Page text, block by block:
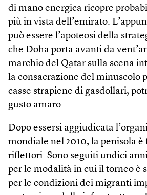
di mano energica ricopre
più in vista dell’emirato.
può essere l’apoteosi della
che Doha porta avanti da
marchio del Qatar sulla scena
la consacrazione del minuscolo
casse strapiene di gasdollari,
gusto amaro.
Dopo essersi aggiudicata
mondiale nel 2010, la penisola è
riflettori. Sono seguiti undici
per le modalità in cui il torneo è
per le condizioni dei migranti